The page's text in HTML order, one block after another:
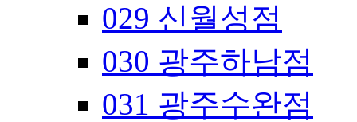
029 신월성점
030 광주하남점
031 광주수완점